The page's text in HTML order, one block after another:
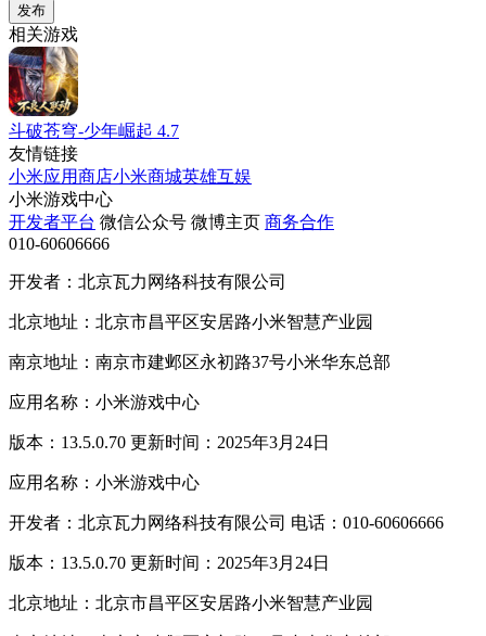
发布
相关游戏
斗破苍穹-少年崛起 4.7
友情链接
小米应用商店小米商城英雄互娱
小米游戏中心
开发者平台 微信公众号 微博主页 商务合作
010-60606666
开发者：北京瓦力网络科技有限公司
北京地址：北京市昌平区安居路小米智慧产业园
南京地址：南京市建邺区永初路37号小米华东总部
应用名称：小米游戏中心
版本：13.5.0.70 更新时间：2025年3月24日
应用名称：小米游戏中心
开发者：北京瓦力网络科技有限公司 电话：010-60606666
版本：13.5.0.70 更新时间：2025年3月24日
北京地址：北京市昌平区安居路小米智慧产业园